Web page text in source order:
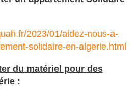
2023/01/aidez-nous-a-
solidaire-en-algerie.html
du matériel pour des
: